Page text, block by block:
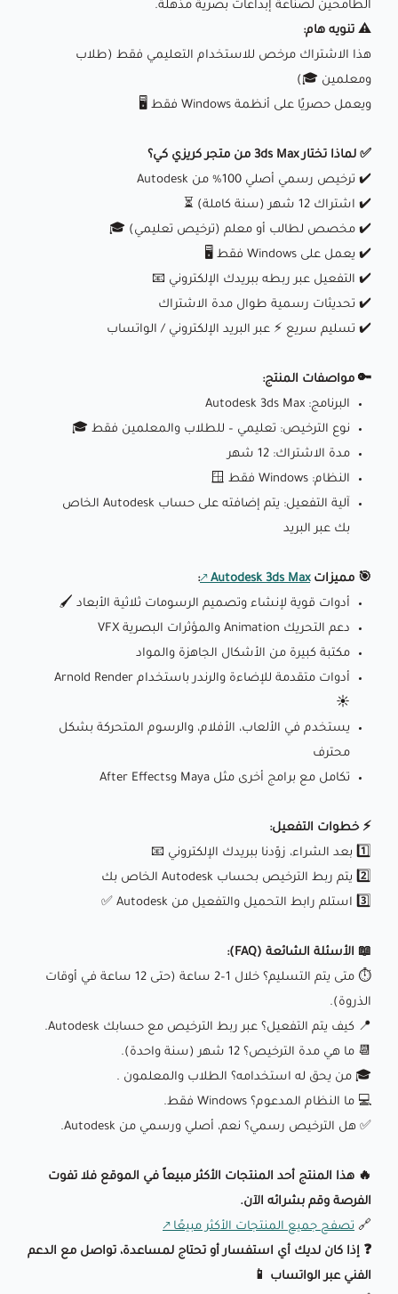
الطامحين لصناعة إبداعات بصرية مذهلة.
⚠️ تنويه هام:
هذا الاشتراك مرخص للاستخدام التعليمي فقط (طلاب
ومعلمين 🎓)
ويعمل حصريًا على أنظمة Windows فقط 🖥️
✅ لماذا تختار 3ds Max من متجر كريزي كي؟
✔️ ترخيص رسمي أصلي 100% من Autodesk
✔️ اشتراك 12 شهر (سنة كاملة) ⏳
✔️ مخصص لطالب أو معلم (ترخيص تعليمي) 🎓
✔️ يعمل على Windows فقط 🖥️
✔️ التفعيل عبر ربطه ببريدك الإلكتروني 📧
✔️ تحديثات رسمية طوال مدة الاشتراك
✔️ تسليم سريع ⚡ عبر البريد الإلكتروني / الواتساب
🔑 مواصفات المنتج:
البرنامج: Autodesk 3ds Max
نوع الترخيص: تعليمي – للطلاب والمعلمين فقط 🎓
مدة الاشتراك: 12 شهر
النظام: Windows فقط 🪟
آلية التفعيل: يتم إضافته على حساب Autodesk الخاص
بك عبر البريد
🎯 مميزاتAutodesk 3ds Max
:
أدوات قوية لإنشاء وتصميم الرسومات ثلاثية الأبعاد 🖌️
دعم التحريك Animation والمؤثرات البصرية VFX
مكتبة كبيرة من الأشكال الجاهزة والمواد
أدوات متقدمة للإضاءة والرندر باستخدام Arnold Render
☀️
يستخدم في الألعاب، الأفلام، والرسوم المتحركة بشكل
محترف
تكامل مع برامج أخرى مثل Maya وAfter Effects
⚡️ خطوات التفعيل:
1️⃣ بعد الشراء، زوّدنا ببريدك الإلكتروني 📧
2️⃣ يتم ربط الترخيص بحساب Autodesk الخاص بك
3️⃣ استلم رابط التحميل والتفعيل من Autodesk ✅
📖 الأسئلة الشائعة (FAQ):
⏱️ متى يتم التسليم؟ خلال 1–2 ساعة (حتى 12 ساعة في أوقات
الذروة).
📍 كيف يتم التفعيل؟ عبر ربط الترخيص مع حسابك Autodesk.
📆 ما هي مدة الترخيص؟ 12 شهر (سنة واحدة).
🎓 من يحق له استخدامه؟ الطلاب والمعلمون .
💻 ما النظام المدعوم؟ Windows فقط.
✅ هل الترخيص رسمي؟ نعم، أصلي ورسمي من Autodesk.
🔥 هذا المنتج أحد المنتجات الأكثر مبيعاً في الموقع فلا تفوت
الفرصة وقم بشرائه الآن.
🔗 تصفح جميع المنتجات الأكثر مبيعًا
❓ إذا كان لديك أي استفسار أو تحتاج لمساعدة، تواصل مع الدعم
الفني عبر الواتساب 📱